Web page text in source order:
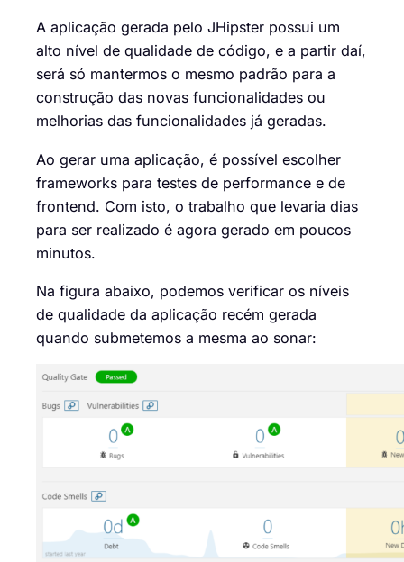
A aplicação gerada pelo JHipster possui um
alto nível de qualidade de código, e a partir daí,
será só mantermos o mesmo padrão para a
construção das novas funcionalidades ou
melhorias das funcionalidades já geradas.
Ao gerar uma aplicação, é possível escolher
frameworks para testes de performance e de
frontend. Com isto, o trabalho que levaria dias
para ser realizado é agora gerado em poucos
minutos.
Na figura abaixo, podemos verificar os níveis
de qualidade da aplicação recém gerada
quando submetemos a mesma ao sonar: